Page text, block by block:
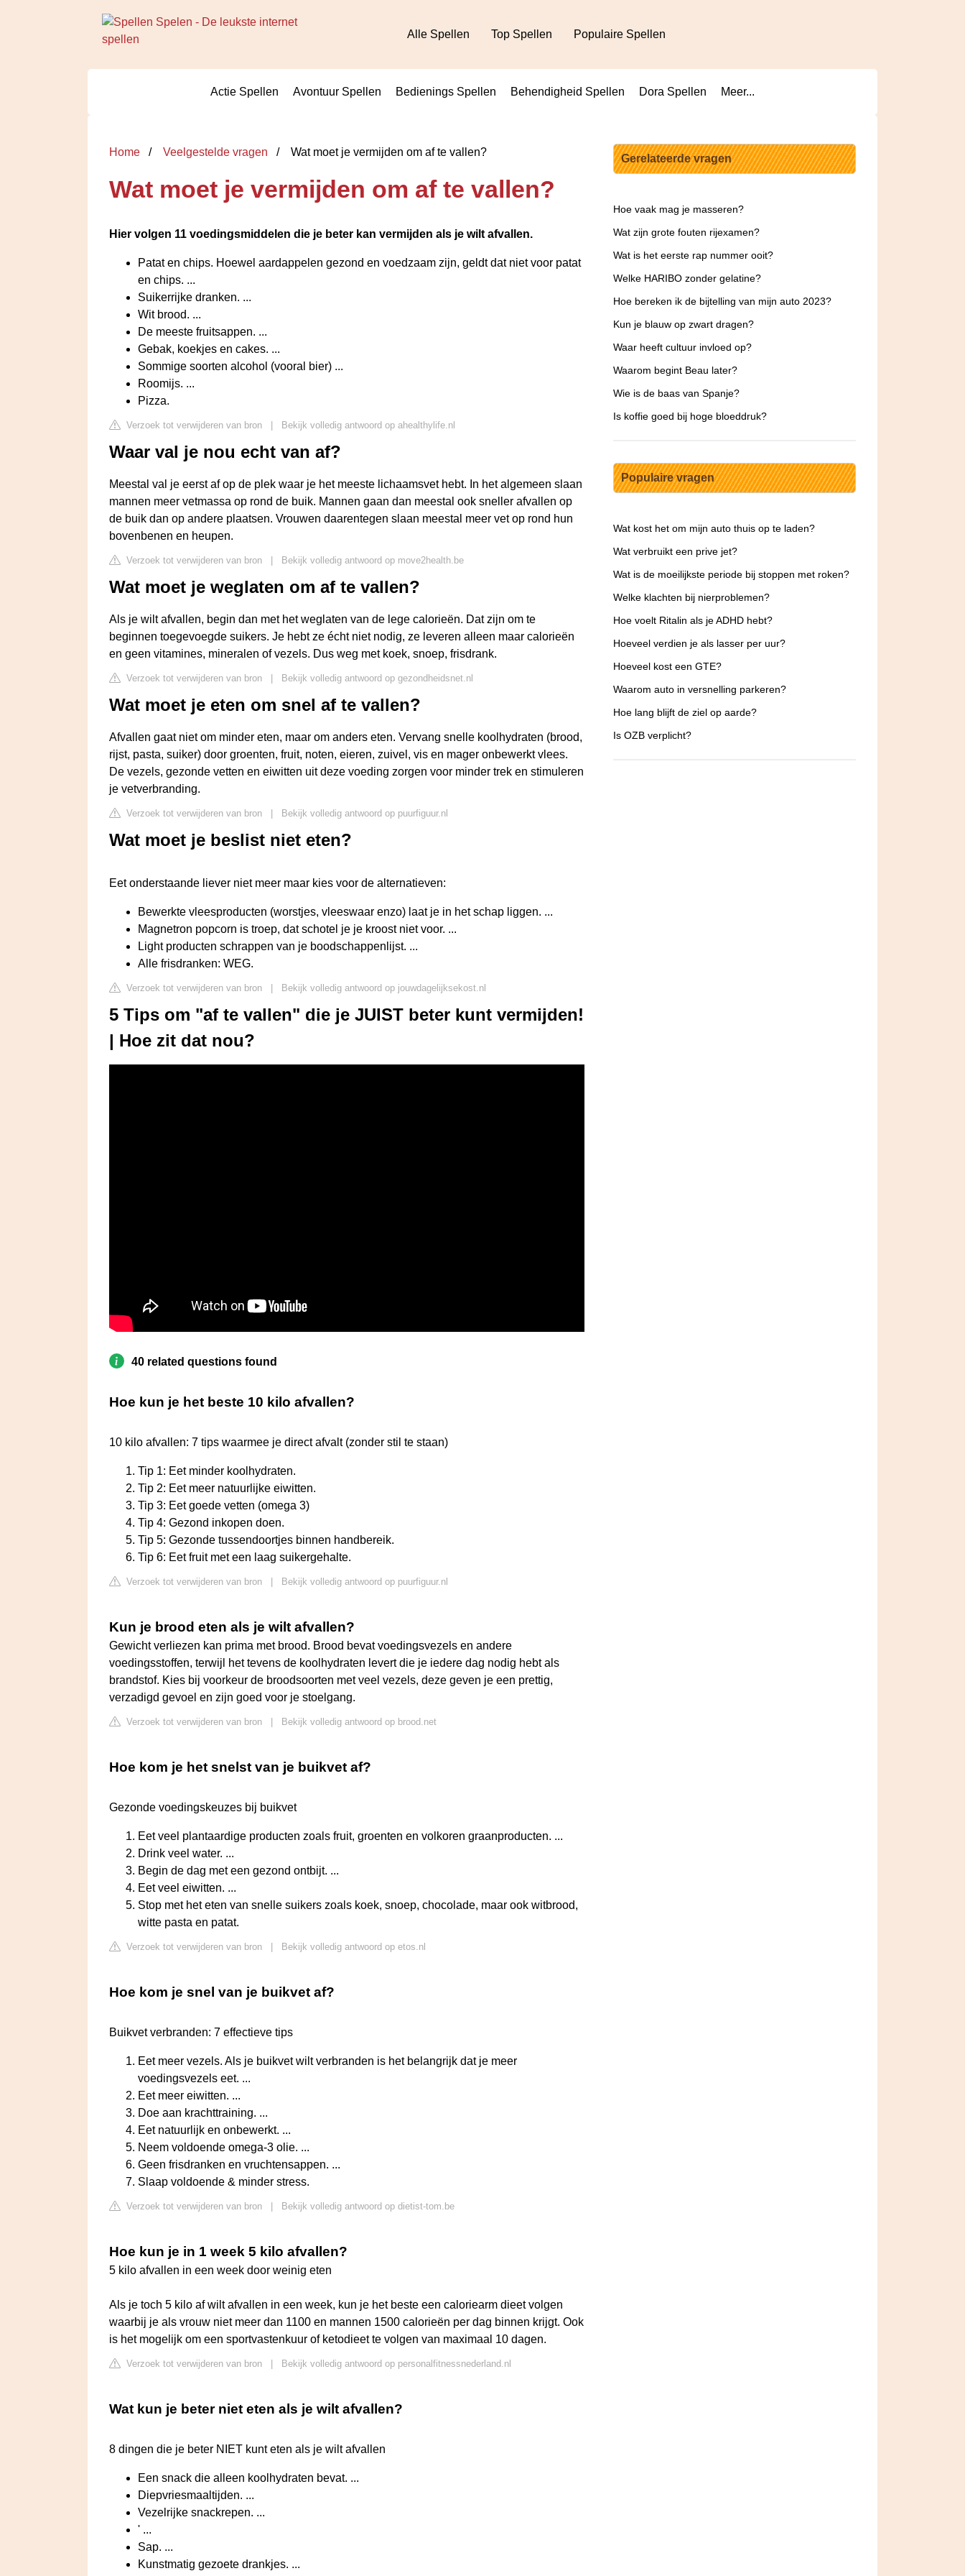
Alle Spellen Top Spellen Populaire Spellen
Actie Spellen Avontuur Spellen Bedienings Spellen Behendigheid Spellen Dora Spellen Meer...
Home Veelgestelde vragen Wat moet je vermijden om af te vallen?
Wat moet je vermijden om af te vallen?
Hier volgen 11 voedingsmiddelen die je beter kan vermijden als je wilt afvallen.
Patat en chips. Hoewel aardappelen gezond en voedzaam zijn, geldt dat niet voor patat
en chips. ...
Suikerrijke dranken. ...
Wit brood. ...
De meeste fruitsappen. ...
Gebak, koekjes en cakes. ...
Sommige soorten alcohol (vooral bier) ...
Roomijs. ...
Pizza.
Verzoek tot verwijderen van bron Bekijk volledig antwoord op ahealthylife.nl
Waar val je nou echt van af?
Meestal val je eerst af op de plek waar je het meeste lichaamsvet hebt. In het algemeen slaan
mannen meer vetmassa op rond de buik. Mannen gaan dan meestal ook sneller afvallen op
de buik dan op andere plaatsen. Vrouwen daarentegen slaan meestal meer vet op rond hun
bovenbenen en heupen.
Verzoek tot verwijderen van bron Bekijk volledig antwoord op move2health.be
Wat moet je weglaten om af te vallen?
Als je wilt afvallen, begin dan met het weglaten van de lege calorieën. Dat zijn om te
beginnen toegevoegde suikers. Je hebt ze écht niet nodig, ze leveren alleen maar calorieën
en geen vitamines, mineralen of vezels. Dus weg met koek, snoep, frisdrank.
Verzoek tot verwijderen van bron Bekijk volledig antwoord op gezondheidsnet.nl
Wat moet je eten om snel af te vallen?
Afvallen gaat niet om minder eten, maar om anders eten. Vervang snelle koolhydraten (brood,
rijst, pasta, suiker) door groenten, fruit, noten, eieren, zuivel, vis en mager onbewerkt vlees.
De vezels, gezonde vetten en eiwitten uit deze voeding zorgen voor minder trek en stimuleren
je vetverbranding.
Verzoek tot verwijderen van bron Bekijk volledig antwoord op puurfiguur.nl
Wat moet je beslist niet eten?
Eet onderstaande liever niet meer maar kies voor de alternatieven:
Bewerkte vleesproducten (worstjes, vleeswaar enzo) laat je in het schap liggen. ...
Magnetron popcorn is troep, dat schotel je je kroost niet voor. ...
Light producten schrappen van je boodschappenlijst. ...
Alle frisdranken: WEG.
Verzoek tot verwijderen van bron Bekijk volledig antwoord op jouwdagelijksekost.nl
5 Tips om "af te vallen" die je JUIST beter kunt vermijden!
| Hoe zit dat nou?
40 related questions found
Hoe kun je het beste 10 kilo afvallen?
10 kilo afvallen: 7 tips waarmee je direct afvalt (zonder stil te staan)
Tip 1: Eet minder koolhydraten.
Tip 2: Eet meer natuurlijke eiwitten.
Tip 3: Eet goede vetten (omega 3)
Tip 4: Gezond inkopen doen.
Tip 5: Gezonde tussendoortjes binnen handbereik.
Tip 6: Eet fruit met een laag suikergehalte.
Verzoek tot verwijderen van bron Bekijk volledig antwoord op puurfiguur.nl
Kun je brood eten als je wilt afvallen?
Gewicht verliezen kan prima met brood. Brood bevat voedingsvezels en andere
voedingsstoffen, terwijl het tevens de koolhydraten levert die je iedere dag nodig hebt als
brandstof. Kies bij voorkeur de broodsoorten met veel vezels, deze geven je een prettig,
verzadigd gevoel en zijn goed voor je stoelgang.
Verzoek tot verwijderen van bron Bekijk volledig antwoord op brood.net
Hoe kom je het snelst van je buikvet af?
Gezonde voedingskeuzes bij buikvet
Eet veel plantaardige producten zoals fruit, groenten en volkoren graanproducten. ...
Drink veel water. ...
Begin de dag met een gezond ontbijt. ...
Eet veel eiwitten. ...
Stop met het eten van snelle suikers zoals koek, snoep, chocolade, maar ook witbrood,
witte pasta en patat.
Verzoek tot verwijderen van bron Bekijk volledig antwoord op etos.nl
Hoe kom je snel van je buikvet af?
Buikvet verbranden: 7 effectieve tips
Eet meer vezels. Als je buikvet wilt verbranden is het belangrijk dat je meer
voedingsvezels eet. ...
Eet meer eiwitten. ...
Doe aan krachttraining. ...
Eet natuurlijk en onbewerkt. ...
Neem voldoende omega-3 olie. ...
Geen frisdranken en vruchtensappen. ...
Slaap voldoende & minder stress.
Verzoek tot verwijderen van bron Bekijk volledig antwoord op dietist-tom.be
Hoe kun je in 1 week 5 kilo afvallen?
5 kilo afvallen in een week door weinig eten
Als je toch 5 kilo af wilt afvallen in een week, kun je het beste een caloriearm dieet volgen
waarbij je als vrouw niet meer dan 1100 en mannen 1500 calorieën per dag binnen krijgt. Ook
is het mogelijk om een sportvastenkuur of ketodieet te volgen van maximaal 10 dagen.
Verzoek tot verwijderen van bron Bekijk volledig antwoord op personalfitnessnederland.nl
Wat kun je beter niet eten als je wilt afvallen?
8 dingen die je beter NIET kunt eten als je wilt afvallen
Een snack die alleen koolhydraten bevat. ...
Diepvriesmaaltijden. ...
Vezelrijke snackrepen. ...
' ...
Sap. ...
Kunstmatig gezoete drankjes. ...
Gerelateerde vragen
Hoe vaak mag je masseren?
Wat zijn grote fouten rijexamen?
Wat is het eerste rap nummer ooit?
Welke HARIBO zonder gelatine?
Hoe bereken ik de bijtelling van mijn auto 2023?
Kun je blauw op zwart dragen?
Waar heeft cultuur invloed op?
Waarom begint Beau later?
Wie is de baas van Spanje?
Is koffie goed bij hoge bloeddruk?
Populaire vragen
Wat kost het om mijn auto thuis op te laden?
Wat verbruikt een prive jet?
Wat is de moeilijkste periode bij stoppen met roken?
Welke klachten bij nierproblemen?
Hoe voelt Ritalin als je ADHD hebt?
Hoeveel verdien je als lasser per uur?
Hoeveel kost een GTE?
Waarom auto in versnelling parkeren?
Hoe lang blijft de ziel op aarde?
Is OZB verplicht?